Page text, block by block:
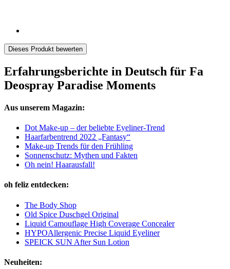
Dieses Produkt bewerten
Erfahrungsberichte in Deutsch für Fa
Deospray Paradise Moments
Aus unserem Magazin:
Dot Make-up – der beliebte Eyeliner-Trend
Haarfarbentrend 2022 „Fantasy“
Make-up Trends für den Frühling
Sonnenschutz: Mythen und Fakten
Oh nein! Haarausfall!
oh feliz entdecken:
The Body Shop
Old Spice Duschgel Original
Liquid Camouflage High Coverage Concealer
HYPOAllergenic Precise Liquid Eyeliner
SPEICK SUN After Sun Lotion
Neuheiten: